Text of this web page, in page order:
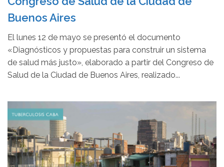
Buenos Aires
El lunes 12 de mayo se presentó el documento
«Diagnósticos y propuestas para construir un sistema
de salud más justo», elaborado a partir del Congreso de
Salud de la Ciudad de Buenos Aires, realizado...